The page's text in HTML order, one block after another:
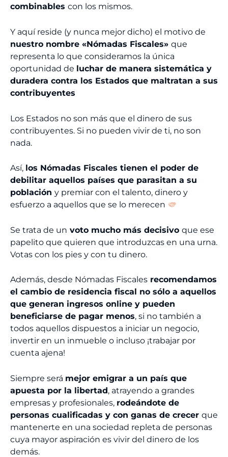
combinables con los mismos.
Y aquí reside (y nunca mejor dicho) el motivo de
nuestro nombre «Nómadas Fiscales» que
representa lo que consideramos la única
oportunidad de luchar de manera sistemática y
duradera contra los Estados que maltratan a sus
contribuyentes
Los Estados no son más que el dinero de sus
contribuyentes. Si no pueden vivir de ti, no son
nada.
Así, los Nómadas Fiscales tienen el poder de
debilitar aquellos países que parasitan a su
población y premiar con el talento, dinero y
esfuerzo a aquellos que se lo merecen
Se trata de un voto mucho más decisivo que ese
papelito que quieren que introduzcas en una urna.
Votas con los pies y con tu dinero.
Además, desde Nómadas Fiscales recomendamos
el cambio de residencia fiscal no sólo a aquellos
que generan ingresos online y pueden
beneficiarse de pagar menos, si no también a
todos aquellos dispuestos a iniciar un negocio,
invertir en un inmueble o incluso ¡trabajar por
cuenta ajena!
Siempre será mejor emigrar a un país que
apuesta por la libertad, atrayendo a grandes
empresas y profesionales, rodeándote de
personas cualificadas y con ganas de crecer que
mantenerte en una sociedad repleta de personas
cuya mayor aspiración es vivir del dinero de los
demás.